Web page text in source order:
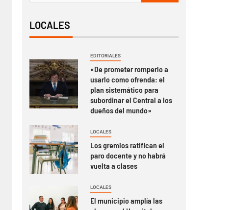
LOCALES
EDITORIALES
«De prometer romperlo a
usarlo como ofrenda: el
plan sistemático para
subordinar el Central a los
dueños del mundo»
LOCALES
Los gremios ratifican el
paro docente y no habrá
vuelta a clases
LOCALES
El municipio amplía las